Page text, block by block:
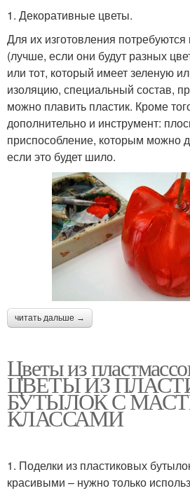
1. Декоративные цветы.
Для их изготовления
(лучше, если они будут разных
или тот, который имеет зеленую
изоляцию, специальный состав,
можно плавить пластик. Кроме
дополнительно и инструмент:
приспособление, которым можно
если это будет шило.
читать дальше →
Цветы из
ЦВЕТЫ ИЗ
БУТЫЛОК С
КЛАССАМИ
1. Поделки из пластиковых
красивыми – нужно только